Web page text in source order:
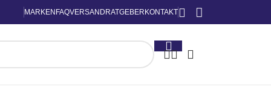
MARKEN FAQVERSAND RATGEBER KONTAKT